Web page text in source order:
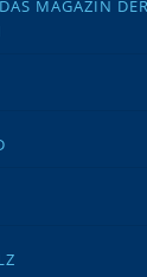
MAGAZIN